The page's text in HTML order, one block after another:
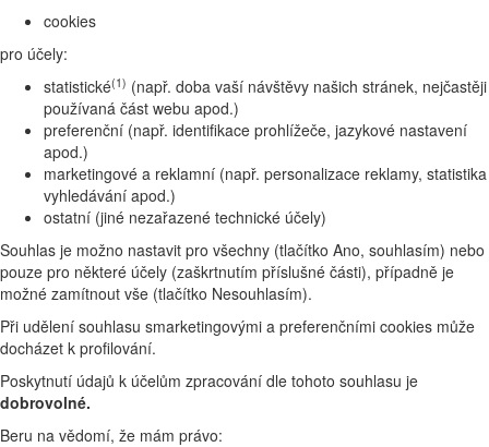
cookies
pro účely:
statistické(1) (např. doba vaší návštěvy našich stránek, nejčastěji
používaná část webu apod.)
preferenční (např. identifikace prohlížeče, jazykové nastavení
apod.)
marketingové a reklamní (např. personalizace reklamy, statistika
vyhledávání apod.)
ostatní (jiné nezařazené technické účely)
Souhlas je možno nastavit pro všechny (tlačítko Ano, souhlasím) nebo
pouze pro některé účely (zaškrtnutím příslušné části), případně je
možné zamítnout vše (tlačítko Nesouhlasím).
Při udělení souhlasu smarketingovými a preferenčními cookies může
docházet k profilování.
Poskytnutí údajů k účelům zpracování dle tohoto souhlasu je
dobrovolné.
Beru na vědomí, že mám právo: